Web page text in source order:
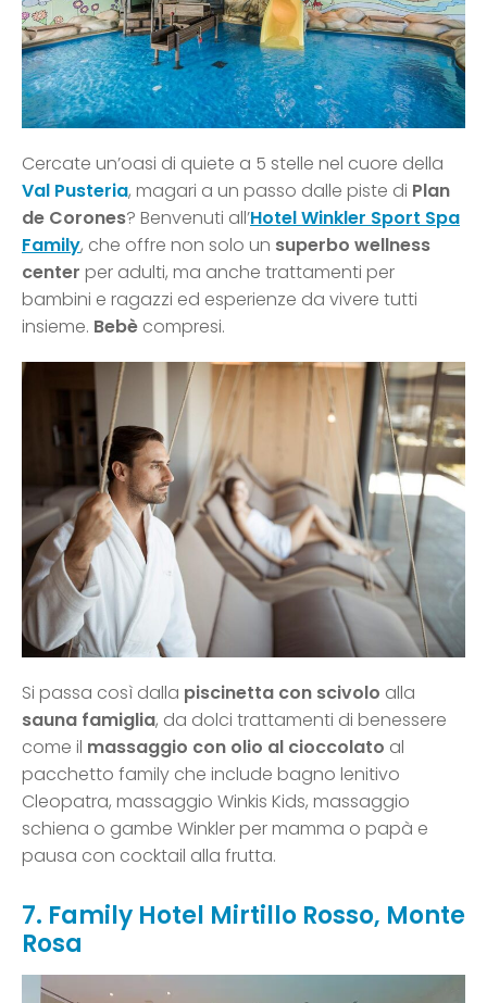
Cercate un’oasi di quiete a 5 stelle nel cuore della
Val Pusteria, magari a un passo dalle piste di Plan
de Corones? Benvenuti all’Hotel Winkler Sport Spa
Family, che offre non solo un superbo wellness
center per adulti, ma anche trattamenti per
bambini e ragazzi ed esperienze da vivere tutti
insieme. Bebè compresi.
Si passa così dalla piscinetta con scivolo alla
sauna famiglia, da dolci trattamenti di benessere
come il massaggio con olio al cioccolato al
pacchetto family che include bagno lenitivo
Cleopatra, massaggio Winkis Kids, massaggio
schiena o gambe Winkler per mamma o papà e
pausa con cocktail alla frutta.
7. Family Hotel Mirtillo Rosso, Monte
Rosa